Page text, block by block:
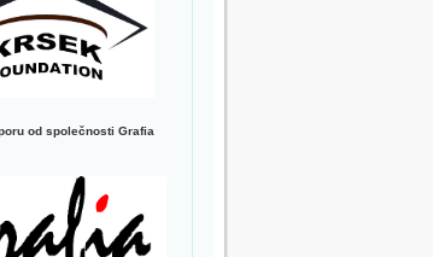
od společnosti Grafia